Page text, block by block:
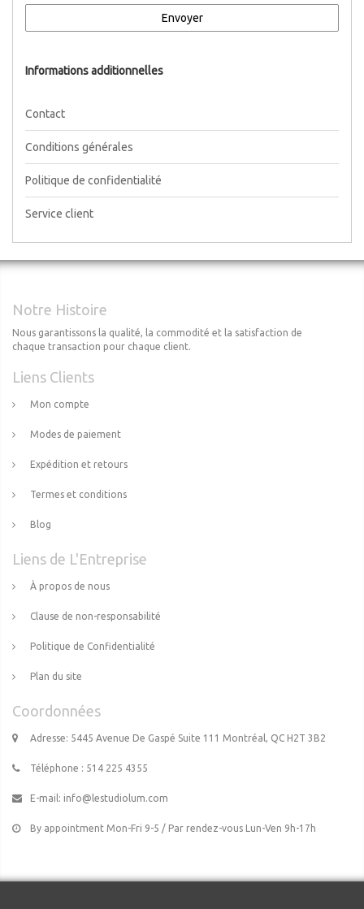
Envoyer
Informations additionnelles
Contact
Conditions générales
Politique de confidentialité
Service client
Notre Histoire
Nous garantissons la qualité, la commodité et la satisfaction de
chaque transaction pour chaque client.
Liens Clients
Mon compte
Modes de paiement
Expédition et retours
Termes et conditions
Blog
Liens de L'Entreprise
À propos de nous
Clause de non-responsabilité
Politique de Confidentialité
Plan du site
Coordonnées
Adresse: 5445 Avenue De Gaspé Suite 111 Montréal, QC H2T 3B2
Téléphone : 514 225 4355
E-mail: info@lestudiolum.com
By appointment Mon-Fri 9-5 / Par rendez-vous Lun-Ven 9h-17h